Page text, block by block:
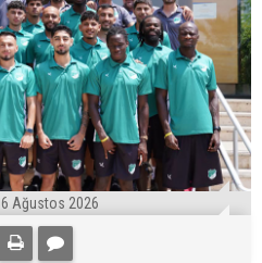
Ağustos 2026